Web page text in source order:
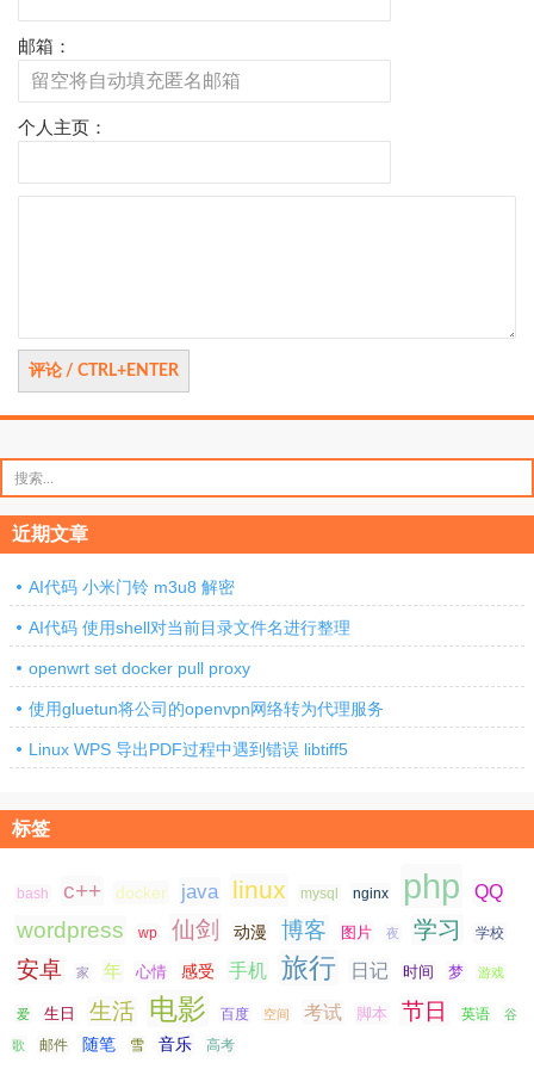
邮箱：
个人主页：
索：
近期文章
AI代码 小米门铃 m3u8 解密
AI代码 使用shell对当前目录文件名进行整理
openwrt set docker pull proxy
使用gluetun将公司的openvpn网络转为代理服务
Linux WPS 导出PDF过程中遇到错误 libtiff5
标签
bash c++ docker java linux mysql nginx php QQ
wordpress wp 仙剑 动漫 博客 图片 夜 学习 学校
安卓 家 年 心情 感受 手机 旅行 日记 时间 梦 游戏
爱 生日 生活 电影 百度 空间 考试 脚本 节日 英语 谷
歌 邮件 随笔 雪 音乐 高考